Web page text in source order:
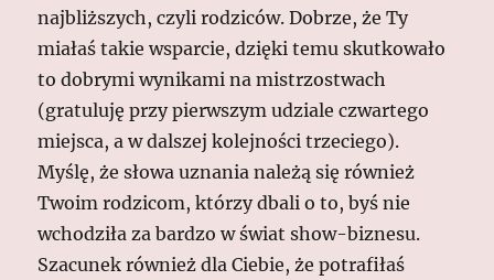
najbliższych, czyli rodziców. Dobrze, że Ty
miałaś takie wsparcie, dzięki temu skutkowało
to dobrymi wynikami na mistrzostwach
(gratuluję przy pierwszym udziale czwartego
miejsca, a w dalszej kolejności trzeciego).
Myślę, że słowa uznania należą się również
Twoim rodzicom, którzy dbali o to, byś nie
wchodziła za bardzo w świat show-biznesu.
Szacunek również dla Ciebie, że potrafiłaś